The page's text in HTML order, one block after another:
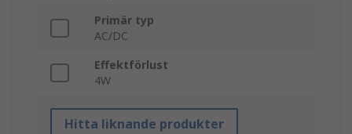
Primär typ
AC/DC
Effektförlust
4W
Hitta liknande produkter